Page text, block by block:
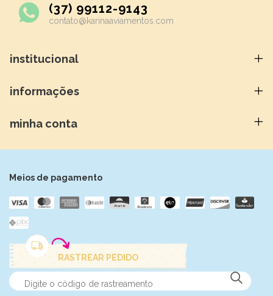
(37) 99112-9143
contato@karinaaviamentos.com
institucional
informações
minha conta
Meios de pagamento
RASTREAR PEDIDO